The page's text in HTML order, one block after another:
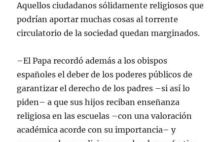
Aquellos ciudadanos sólidamente religiosos que
podrían aportar muchas cosas al torrente
circulatorio de la sociedad quedan marginados.
–El Papa recordó además a los obispos
españoles el deber de los poderes públicos de
garantizar el derecho de los padres –si así lo
piden– a que sus hijos reciban enseñanza
religiosa en las escuelas –con una valoración
académica acorde con su importancia– y